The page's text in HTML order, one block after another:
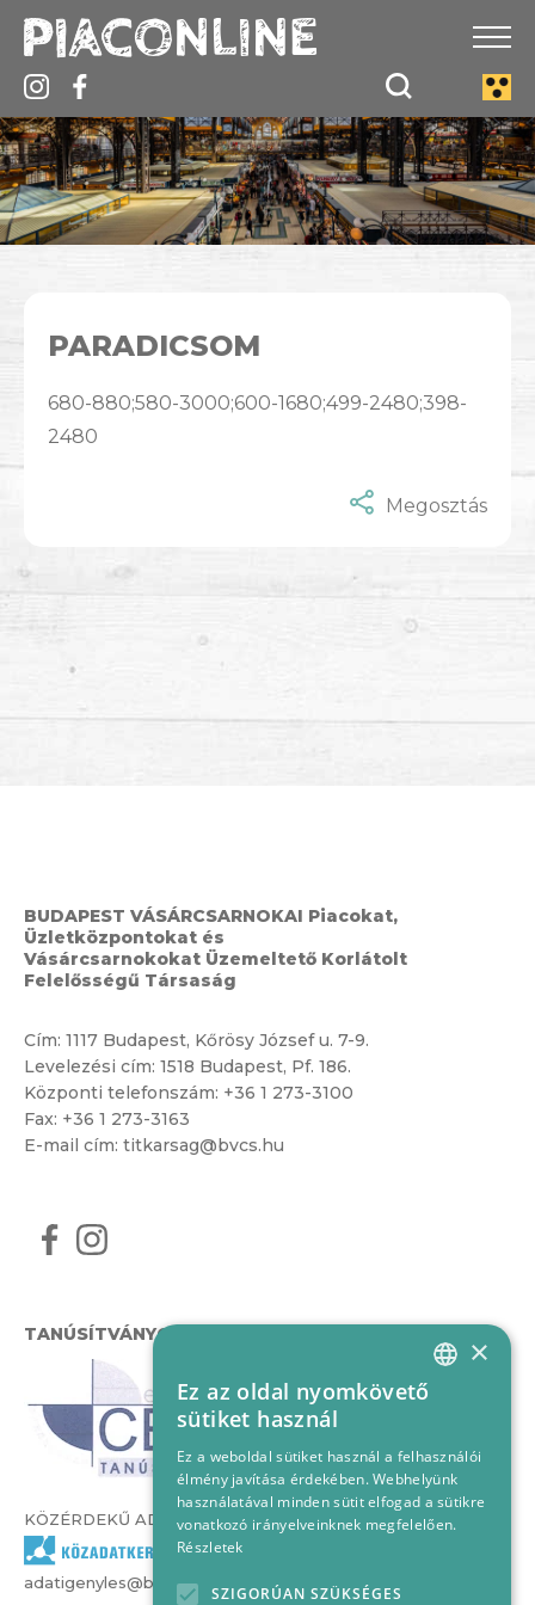
PARADICSOM
680-880;580-3000;600-1680;499-2480;398-
2480
Megosztás
BUDAPEST VÁSÁRCSARNOKAI Piacokat,
Üzletközpontokat és
Vásárcsarnokokat Üzemeltető Korlátolt
Felelősségű Társaság
Cím: 1117 Budapest, Kőrösy József u. 7-9.
Levelezési cím: 1518 Budapest, Pf. 186.
Központi telefonszám: +36 1 273-3100
Fax: +36 1 273-3163
E-mail cím: titkarsag@bvcs.hu
TANÚSÍTVÁNYOK
KÖZÉRDEKŰ ADATOK
adatigenyles@bvcs.hu
HUNGARIAN
×
Ez az oldal nyomkövető
sütiket használ
Ez a weboldal sütiket használ a felhasználói
élmény javítása érdekében. Webhelyünk
használatával minden sütit elfogad a sütikre
vonatkozó irányelveinknek megfelelően.
Részletek
SZIGORÚAN SZÜKSÉGES